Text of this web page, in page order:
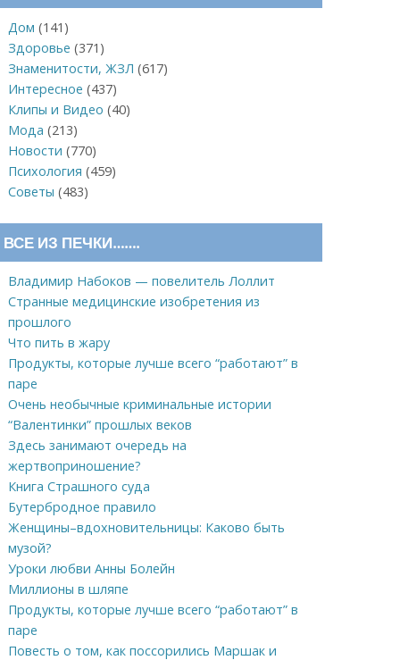
Дом (141)
Здоровье (371)
Знаменитости, ЖЗЛ (617)
Интересное (437)
Клипы и Видео (40)
Мода (213)
Новости (770)
Психология (459)
Советы (483)
ВСЕ ИЗ ПЕЧКИ…….
Владимир Набоков — повелитель Лоллит
Странные медицинские изобретения из
прошлого
Что пить в жару
Продукты, которые лучше всего “работают” в
паре
Очень необычные криминальные истории
“Валентинки” прошлых веков
Здесь занимают очередь на
жертвоприношение?
Книга Страшного суда
Бутербродное правило
Женщины–вдохновительницы: Каково быть
музой?
Уроки любви Анны Болейн
Миллионы в шляпе
Продукты, которые лучше всего “работают” в
паре
Повесть о том, как поссорились Маршак и